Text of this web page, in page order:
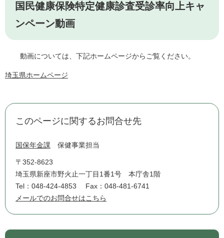
国民健康保険特定健康診査受診率向上キャ
ンペーン動画
動画については、下記ホームページからご覧ください。
埼玉県ホームページ
このページに関するお問合せ先
国保年金課 保健事業担当
〒352-8623
埼玉県新座市野火止一丁目1番1号 本庁舎1階
Tel：048-424-4853
Fax：048-481-6741
メールでのお問合せはこちら